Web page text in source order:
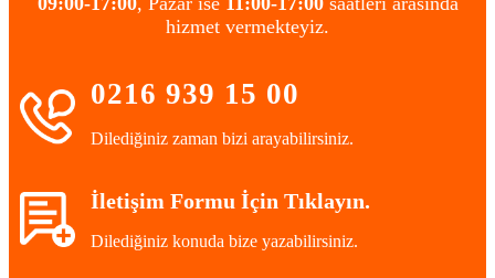
hizmet vermekteyiz.
0216 939 15 00
Dilediğiniz zaman bizi arayabilirsiniz.
İletişim Formu İçin Tıklayın.
Dilediğiniz konuda bize yazabilirsiniz.